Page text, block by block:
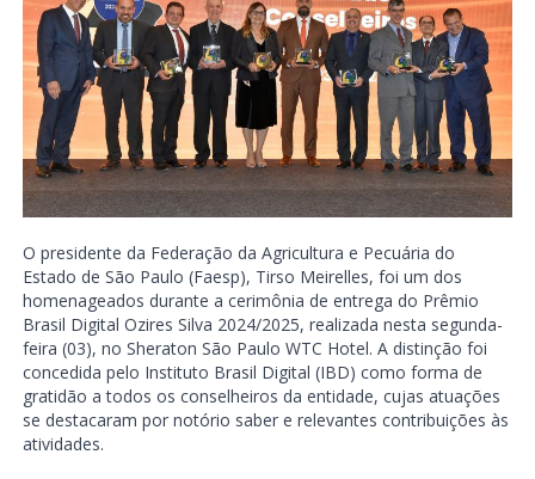
O presidente da Federação da Agricultura e Pecuária do
Estado de São Paulo (Faesp), Tirso Meirelles, foi um dos
homenageados durante a cerimônia de entrega do Prêmio
Brasil Digital Ozires Silva 2024/2025, realizada nesta segunda-
feira (03), no Sheraton São Paulo WTC Hotel. A distinção foi
concedida pelo Instituto Brasil Digital (IBD) como forma de
gratidão a todos os conselheiros da entidade, cujas atuações
se destacaram por notório saber e relevantes contribuições às
atividades.